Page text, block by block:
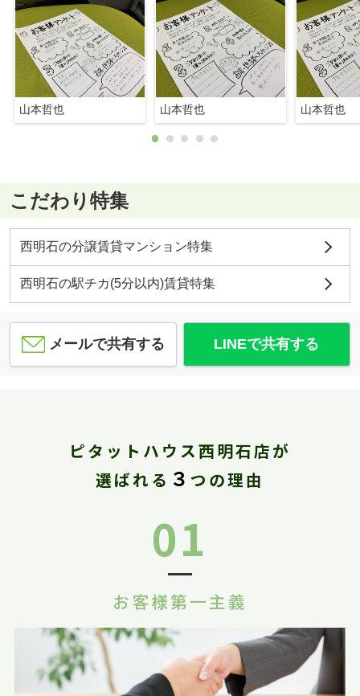
山本哲也 山本哲也 山本哲也
こだわり特集
西明石の分譲賃貸マンション特集
西明石の駅チカ(5分以内)賃貸特集
メールで共有する LINEで共有する
ピタットハウス西明石店が
選ばれる ３ つの理由
01
お客様第一主義